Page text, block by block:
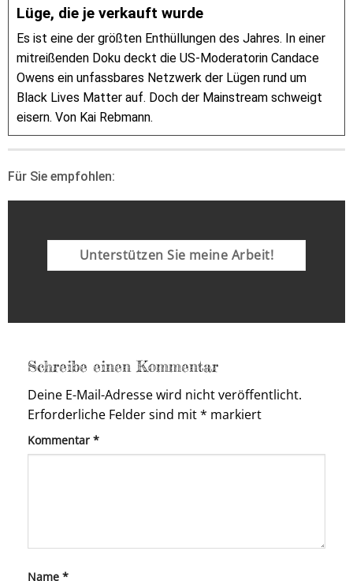
Lüge, die je verkauft wurde
Es ist eine der größten Enthüllungen des Jahres. In einer
mitreißenden Doku deckt die US-Moderatorin Candace
Owens ein unfassbares Netzwerk der Lügen rund um
Black Lives Matter auf. Doch der Mainstream schweigt
eisern. Von Kai Rebmann.
Für Sie empfohlen:
Unterstützen Sie meine Arbeit!
Schreibe einen Kommentar
Deine E-Mail-Adresse wird nicht veröffentlicht.
Erforderliche Felder sind mit* markiert
Kommentar *
Name *